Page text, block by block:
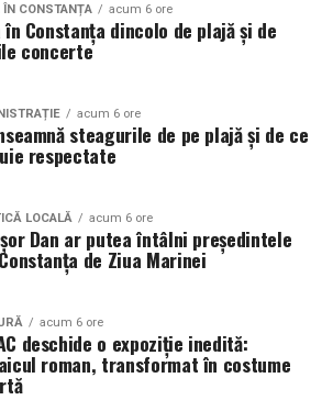
ÎN CONSTANȚA acum 6 ore
în Constanța dincolo de plajă și de
concerte
acum 6 ore
steagurile de pe plajă și de ce
respectate
LOCALĂ acum 6 ore
Dan ar putea întâlni președintele
de Ziua Marinei
acum 6 ore
deschide o expoziție inedită:
roman, transformat în costume